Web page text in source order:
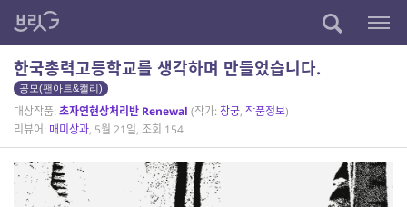
한국총력고등학교를 생각하며 만들었습니다.
공모(팬아트&캘리)
대상작품: 초자연현상처리반 Renewal (작가: 창궁, 작품정보)
리뷰어: 매미상과, 5월 21일, 조회 154